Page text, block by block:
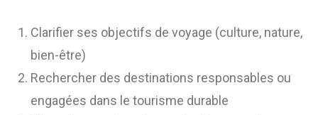
Clarifier ses objectifs de voyage (culture, nature,
bien-être)
Rechercher des destinations responsables ou
engagées dans le tourisme durable